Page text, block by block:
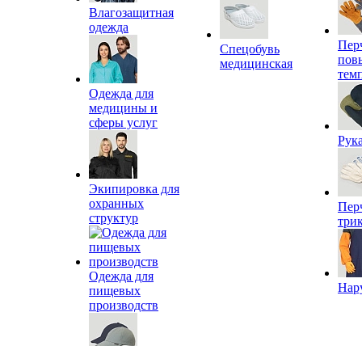
Влагозащитная
одежда
Одежда для
медицины и
сферы услуг
Экипировка для
охранных
структур
Одежда для
пищевых
производств
Спецобувь
медицинская